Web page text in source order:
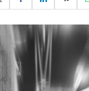
Reputatie & crisis